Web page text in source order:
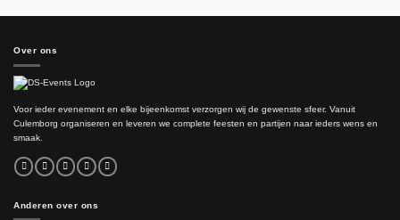
Over ons
Voor ieder evenement en elke bijeenkomst verzorgen wij de gewenste sfeer. Vanuit
Culemborg organiseren en leveren we complete feesten en partijen naar ieders wens en
smaak.
Anderen over ons